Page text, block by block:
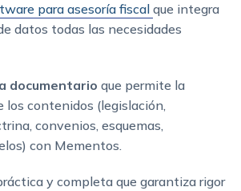
para asesoría fiscal que integra
datos todas las necesidades
documentario que permite la
los contenidos (legislación,
convenios, esquemas,
con Mementos.
y completa que garantiza rigor